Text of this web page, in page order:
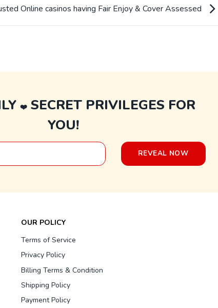
Online casinos having Fair Enjoy & Cover Assessed
❤️SECRET PRIVILEGES FOR
YOU!
OUR POLICY
Terms of Service
Privacy Policy
Billing Terms & Condition
Shipping Policy
Payment Policy